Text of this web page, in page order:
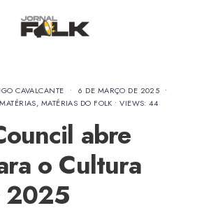
CAVALCANTE • 6 DE MARÇO DE 2025 •
, MATÉRIAS DO FOLK •VIEWS: 44
abre
o Cultura
2025